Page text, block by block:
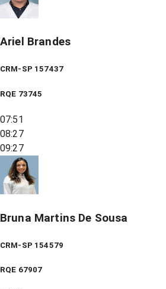
Ariel Brandes
CRM-SP 157437
RQE 73745
07:51
08:27
09:27
Bruna Martins De Sousa
CRM-SP 154579
RQE 67907